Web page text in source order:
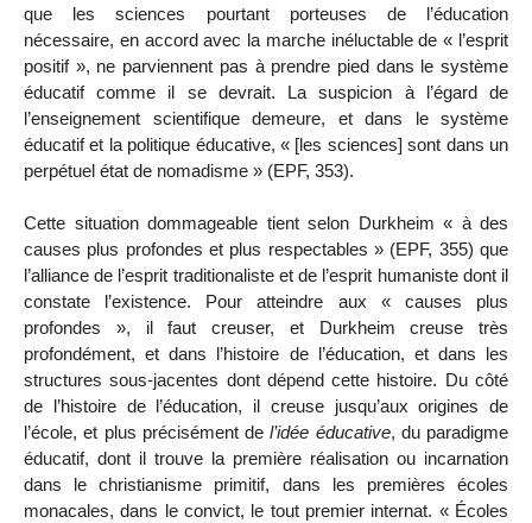
que les sciences pourtant porteuses de l’éducation
nécessaire, en accord avec la marche inéluctable de « l’esprit
positif », ne parviennent pas à prendre pied dans le système
éducatif comme il se devrait. La suspicion à l’égard de
l’enseignement scientifique demeure, et dans le système
éducatif et la politique éducative, « [les sciences] sont dans un
perpétuel état de nomadisme » (EPF, 353).
Cette situation dommageable tient selon Durkheim « à des
causes plus profondes et plus respectables » (EPF, 355) que
l’alliance de l’esprit traditionaliste et de l’esprit humaniste dont il
constate l’existence. Pour atteindre aux « causes plus
profondes », il faut creuser, et Durkheim creuse très
profondément, et dans l’histoire de l’éducation, et dans les
structures sous-jacentes dont dépend cette histoire. Du côté
de l’histoire de l’éducation, il creuse jusqu’aux origines de
l’école, et plus précisément del’idée éducative, du paradigme
éducatif, dont il trouve la première réalisation ou incarnation
dans le christianisme primitif, dans les premières écoles
monacales, dans le convict, le tout premier internat. « Écoles